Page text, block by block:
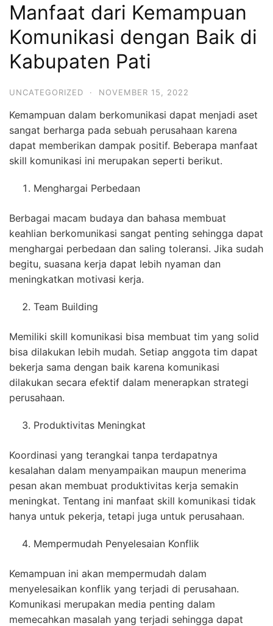
Manfaat dari Kemampuan
Komunikasi dengan Baik di
Kabupaten Pati
UNCATEGORIZED · NOVEMBER 15, 2022
Kemampuan dalam berkomunikasi dapat menjadi aset
sangat berharga pada sebuah perusahaan karena
dapat memberikan dampak positif. Beberapa manfaat
skill komunikasi ini merupakan seperti berikut.
Menghargai Perbedaan
Berbagai macam budaya dan bahasa membuat
keahlian berkomunikasi sangat penting sehingga dapat
menghargai perbedaan dan saling toleransi. Jika sudah
begitu, suasana kerja dapat lebih nyaman dan
meningkatkan motivasi kerja.
Team Building
Memiliki skill komunikasi bisa membuat tim yang solid
bisa dilakukan lebih mudah. Setiap anggota tim dapat
bekerja sama dengan baik karena komunikasi
dilakukan secara efektif dalam menerapkan strategi
perusahaan.
Produktivitas Meningkat
Koordinasi yang terangkai tanpa terdapatnya
kesalahan dalam menyampaikan maupun menerima
pesan akan membuat produktivitas kerja semakin
meningkat. Tentang ini manfaat skill komunikasi tidak
hanya untuk pekerja, tetapi juga untuk perusahaan.
Mempermudah Penyelesaian Konflik
Kemampuan ini akan mempermudah dalam
menyelesaikan konflik yang terjadi di perusahaan.
Komunikasi merupakan media penting dalam
memecahkan masalah yang terjadi sehingga dapat